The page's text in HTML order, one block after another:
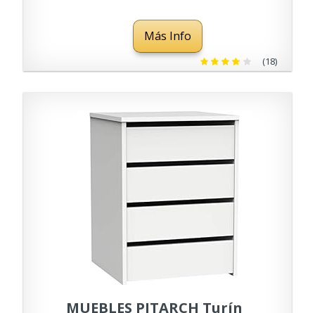
Más Info
(18)
MUEBLES PITARCH Turín